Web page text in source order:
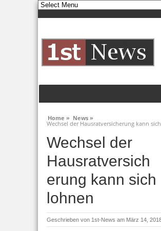
Home » News »
Wechsel der Hausratversicherung kann
Wechsel der
Hausratversich
erung kann sich
lohnen
Geschrieben von 1st-News am März 14,